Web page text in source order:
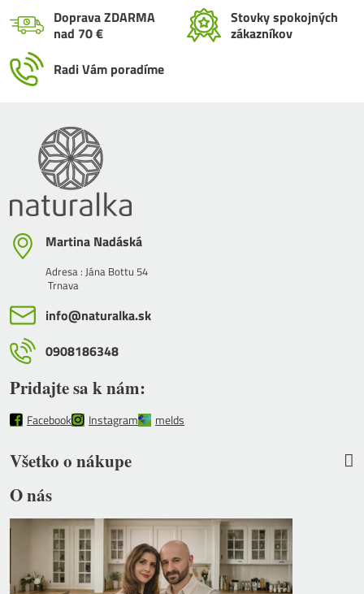
Doprava ZDARMA
nad 70 €
Stovky spokojných
zákazníkov
Radi Vám poradíme
Martina Nadáská
Adresa : Jána Bottu 54
Trnava
info​@naturalka​.sk
0908186348
Pridajte sa k nám:
Facebook Instagram melds
Všetko o nákupe
O nás